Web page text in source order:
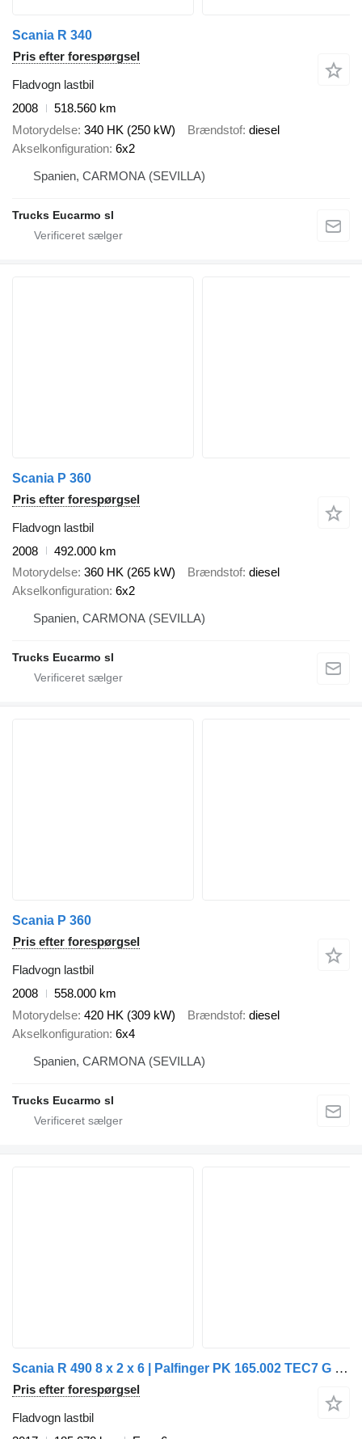
Scania R 340
Pris efter forespørgsel
Fladvogn lastbil
2008
518.560 km
Motorydelse 340 HK (250 kW) Brændstof diesel
Akselkonfiguration 6x2
Spanien, CARMONA (SEVILLA)
Trucks Eucarmo sl
Scania P 360
Pris efter forespørgsel
Fladvogn lastbil
2008
492.000 km
Motorydelse 360 HK (265 kW) Brændstof diesel
Akselkonfiguration 6x2
Spanien, CARMONA (SEVILLA)
Trucks Eucarmo sl
Scania P 360
Pris efter forespørgsel
Fladvogn lastbil
2008
558.000 km
Motorydelse 420 HK (309 kW) Brændstof diesel
Akselkonfiguration 6x4
Spanien, CARMONA (SEVILLA)
Trucks Eucarmo sl
Scania R 490 8 x 2 x 6 | Palfinger PK 165.002 TEC7 G | JIB PJ 240 E DPS
Pris efter forespørgsel
Fladvogn lastbil